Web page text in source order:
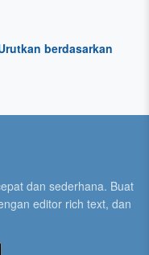
berdasarkan
dan sederhana. Buat
editor rich text, dan